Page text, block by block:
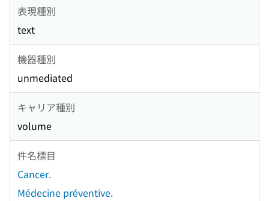
表現種別
text
機器種別
unmediated
キャリア種別
volume
件名標目
Cancer.
Médecine préventive.